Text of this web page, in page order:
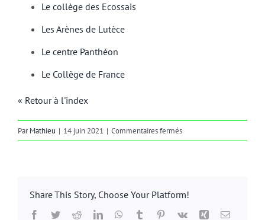
Le collège des Ecossais
Les Arènes de Lutèce
Le centre Panthéon
Le Collège de France
« Retour à l'index
ParMathieu | 14 juin 2021 | Commentaires ferméssur
5e
Share This Story, Choose Your Platform!
Facebook
TwitterRedditLinkedInWhatsApp
Tumblr Pinterest
Vk Xing Email